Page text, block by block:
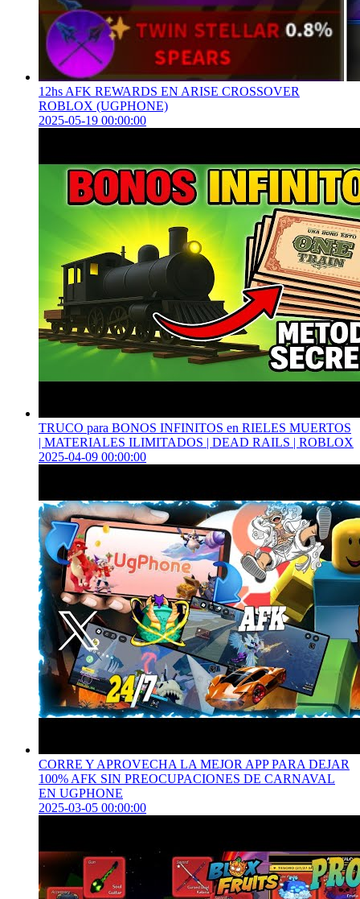
12hs AFK REWARDS EN ARISE CROSSOVER
ROBLOX (UGPHONE)
2025-05-19 00:00:00
TRUCO para BONOS INFINITOS en RIELES MUERTOS
| MATERIALES ILIMITADOS | DEAD RAILS | ROBLOX
2025-04-09 00:00:00
CORRE Y APROVECHA LA MEJOR APP PARA DEJAR
100% AFK SIN PREOCUPACIONES DE CARNAVAL
EN UGPHONE
2025-03-05 00:00:00